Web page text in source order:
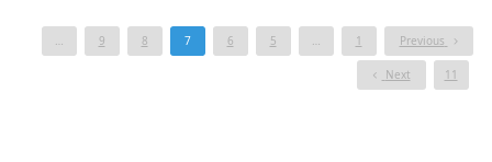
1
…
5
6
7
8
9
…
11
Next